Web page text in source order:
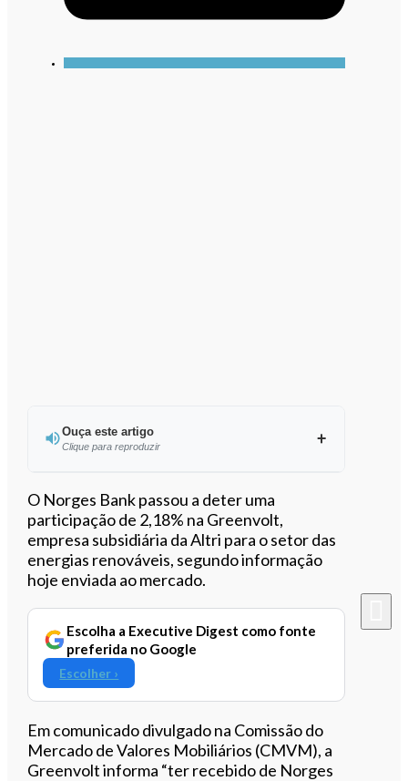
Ouça este artigo
Clique para reproduzir
Ouvir este artigo
O Norges Bank passou a deter uma
participação de 2,18% na Greenvolt,
empresa subsidiária da Altri para o setor das
energias renováveis, segundo informação
hoje enviada ao mercado.
Escolha a Executive Digest como fonte
preferida no Google
Escolher ›
Em comunicado divulgado na Comissão do
Mercado de Valores Mobiliários (CMVM), a
Greenvolt informa “ter recebido de Norges